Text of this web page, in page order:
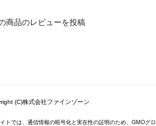
商品のレビューを投稿
(C)株式会社ファインゾーン
トでは、通信情報の暗号化と実在性の証明のため、GMOグロ